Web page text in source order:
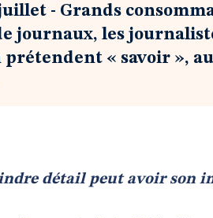
- Grands
journaux, les
« savoir »,
détail peut avoir son